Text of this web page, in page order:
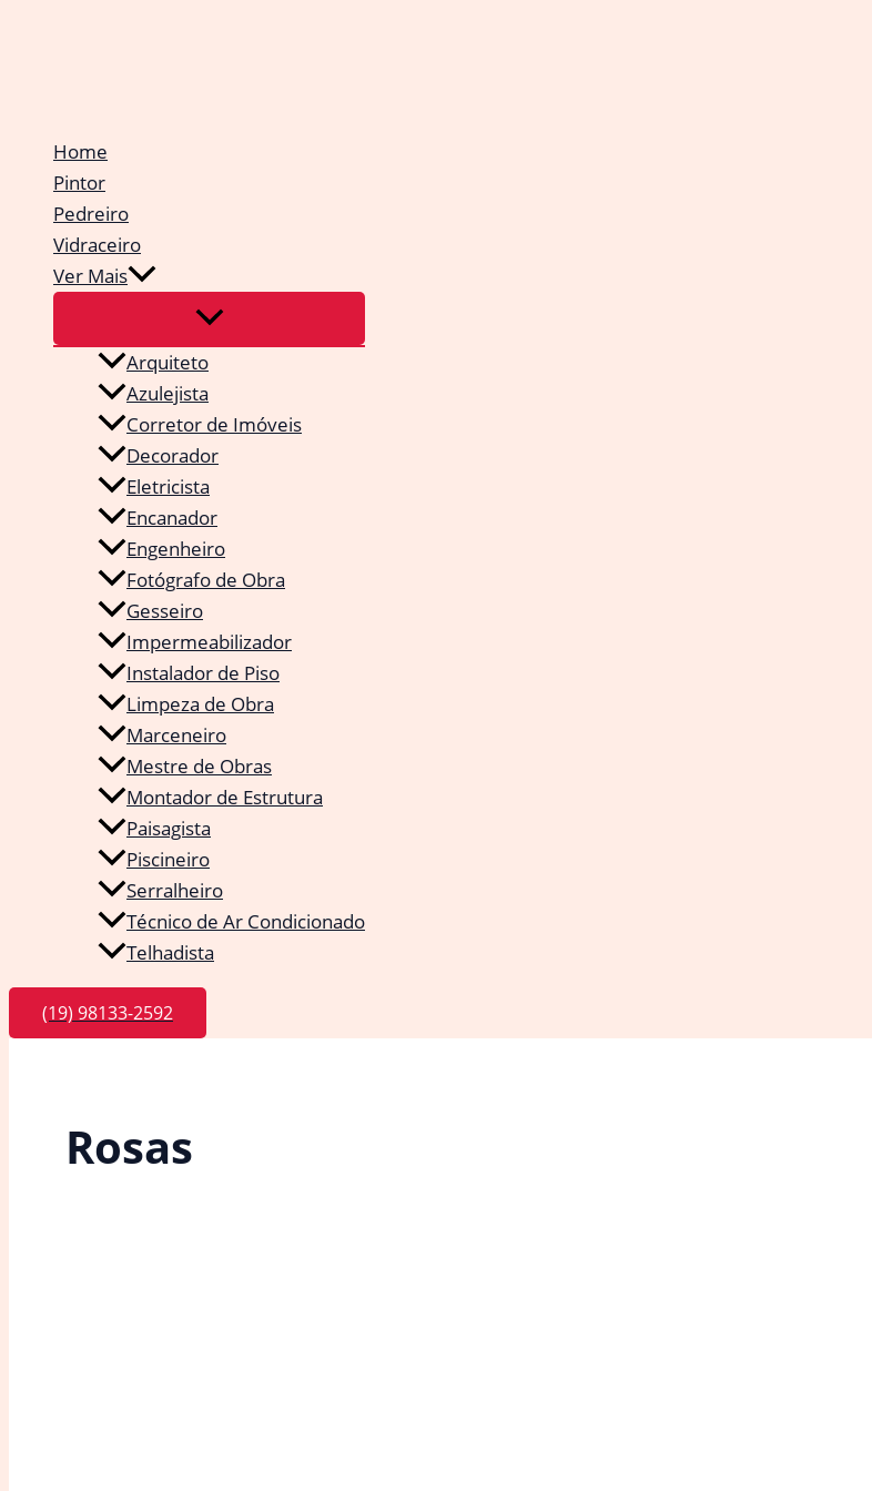
Home
Pintor
Pedreiro
Vidraceiro
Ver Mais
Arquiteto
Azulejista
Corretor de Imóveis
Decorador
Eletricista
Encanador
Engenheiro
Fotógrafo de Obra
Gesseiro
Impermeabilizador
Instalador de Piso
Limpeza de Obra
Marceneiro
Mestre de Obras
Montador de Estrutura
Paisagista
Piscineiro
Serralheiro
Técnico de Ar Condicionado
Telhadista
(19) 98133-2592
Rosas